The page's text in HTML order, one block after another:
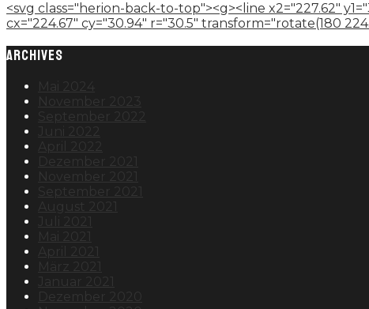
<svg class="herion-back-to-top"><g><line x2="227.62"
cx="224.67" cy="30.94" r="30.5" transform="rotate(180
ARCHIVES